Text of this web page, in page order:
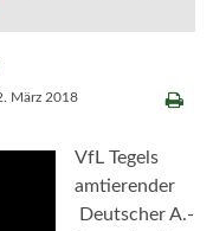
März 2018
VfL Tegels
amtierender
Deutscher A.-